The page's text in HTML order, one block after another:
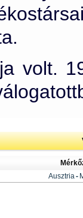
volt.
Ausztria -